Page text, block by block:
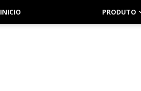
INICIO PRODUTO